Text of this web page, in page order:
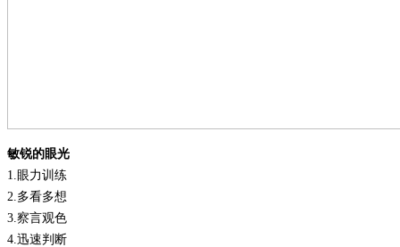
敏锐的眼光
1. 眼力训练
2. 多看多想
3. 察言观色
4. 迅速判断